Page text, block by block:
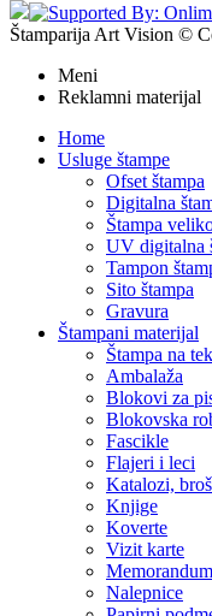
Štamparija Art Vision ©
Meni
Reklamni materijal
Home
Usluge štampe
Ofset štampa
Digitalna
Štampa
UV digitalna
Tampon
Sito štampa
Gravura
Štampani materijal
Štampa na
Ambalaža
Blokovi za
Blokovska
Fascikle
Flajeri i leci
Katalozi,
Knjige
Koverte
Vizit karte
Nalepnice